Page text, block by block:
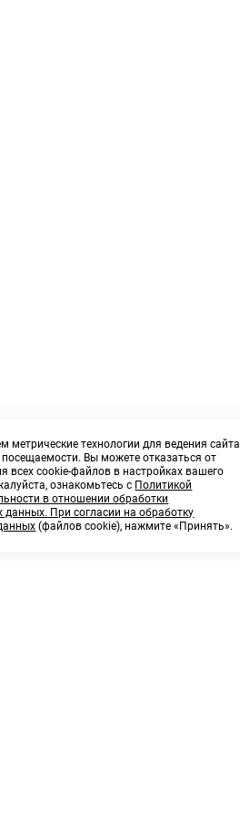
метрические технологии для ведения сайта
посещаемости. Вы можете отказаться от
всех cookie-файлов в настройках вашего
ознакомьтесь с Политикой
в отношении обработки
данных. При согласии на обработку
(файлов cookie), нажмите «Принять».